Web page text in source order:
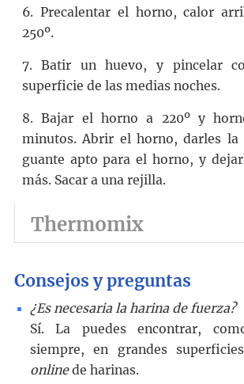
6. Precalentar el horno, calor
250º.
7. Batir un huevo, y pincelar
superficie de las medias noches.
8. Bajar el horno a 220º y
minutos. Abrir el horno, darles la
guante apto para el horno, y
más. Sacar a una rejilla.
Thermomix
Consejos y preguntas
¿Es necesaria la harina de fuerza?
Sí. La puedes encontrar,
siempre, en grandes
onlinede harinas.